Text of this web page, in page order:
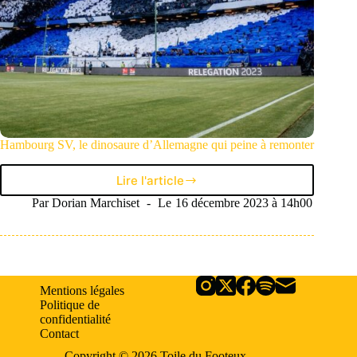
Hambourg SV, le dinosaure d’Allemagne qui peine à remonter
Lire l'articleHambourg
SV,
dinosaure
peine
Par Dorian Marchiset Le 16 décembre 2023 à 14h00
Mentions légales
Politique de
confidentialité
Contact